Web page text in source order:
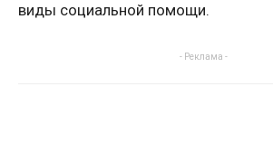
виды социальной помощи.
- Реклама -